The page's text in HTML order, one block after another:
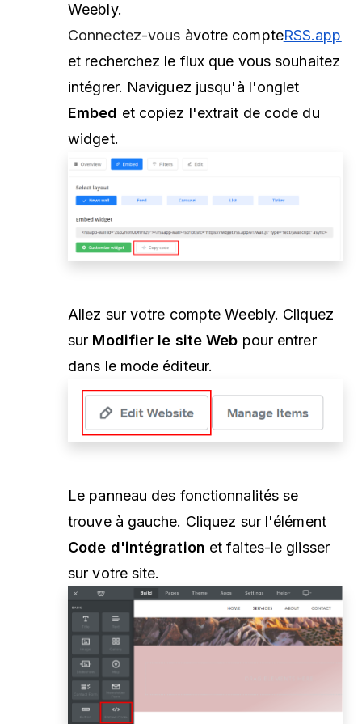
Weebly.
Connectez-vous àvotre compteRSS.app
et recherchez le flux que vous souhaitez
intégrer. Naviguez jusqu'à l'onglet
Embed et copiez l'extrait de code du
widget.
Allez sur votre compte Weebly. Cliquez
sur Modifier le site Web pour entrer
dans le mode éditeur.
Le panneau des fonctionnalités se
trouve à gauche. Cliquez sur l'élément
Code d'intégration et faites-le glisser
sur votre site.